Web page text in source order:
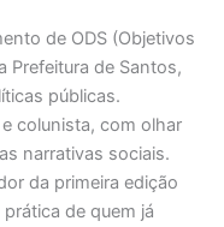
de ODS (Objetivos
Prefeitura de Santos,
públicas.
colunista, com olhar
narrativas sociais.
da primeira edição
de quem já